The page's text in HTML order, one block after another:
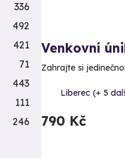
Venkovní
Zahrajte si
Liberec (+ 5
790 Kč
336
492
421
71
443
111
246